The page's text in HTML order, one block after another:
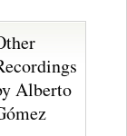
Alberto